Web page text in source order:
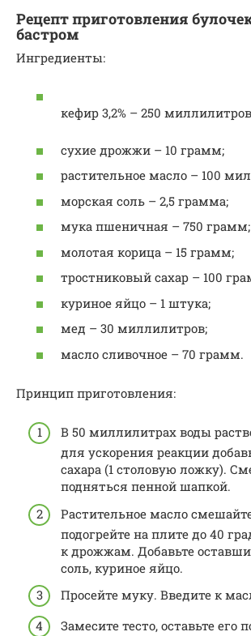
Рецепт приготовления
бастром
Ингредиенты:
кефир 3,2% – 250
сухие дрожжи – 10 грамм;
растительное масло – 100
морская соль – 2,5 грамма;
мука пшеничная – 750 грамм;
молотая корица – 15 грамм;
тростниковый сахар – 100
куриное яйцо – 1 штука;
мед – 30 миллилитров;
масло сливочное – 70 грамм.
Принцип приготовления:
В 50 миллилитрах воды
для ускорения реакции
сахара (1 столовую ложку).
подняться пенной шапкой.
Растительное масло
подогрейте на плите до 40
к дрожжам. Добавьте
соль, куриное яйцо.
Просейте муку. Введите к
Замесите тесто, оставьте его